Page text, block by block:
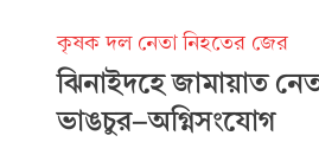
কৃষক দল নেতা নিহতের জের
ঝিনাইদহে জামায়াত
ভাঙচুর-অগ্নিসংযোগ